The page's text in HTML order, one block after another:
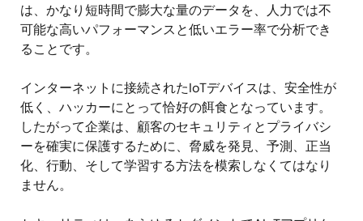
は、かなり短時間で膨大な量のデータを、人力では不
可能な高いパフォーマンスと低いエラー率で分析でき
ることです。
インターネットに接続されたIoTデバイスは、安全性が
低く、ハッカーにとって恰好の餌食となっています。
したがって企業は、顧客のセキュリティとプライバシ
ーを確実に保護するために、脅威を発見、予測、正当
化、行動、そして学習する方法を模索しなくてはなり
ません。